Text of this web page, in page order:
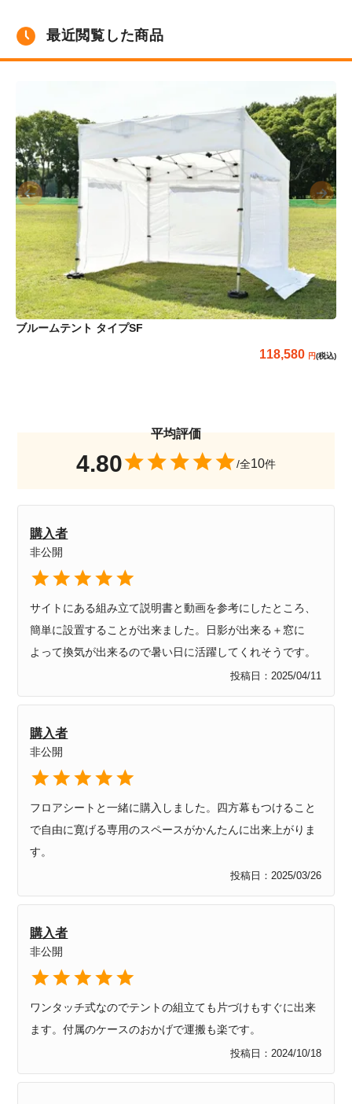
最近閲覧した商品
ブルームテント タイプSF
118,580 (税込)
4.80 10
購入者
非公開
投稿日 2025/04/11
サイトにある組み立て説明書と動画を参考にしたところ、
簡単に設置することが出来ました。日影が出来る＋窓に
よって換気が出来るので暑い日に活躍してくれそうです。
購入者
非公開
投稿日 2025/03/26
フロアシートと一緒に購入しました。四方幕もつけること
で自由に寛げる専用のスペースがかんたんに出来上がりま
す。
購入者
非公開
投稿日 2024/10/18
ワンタッチ式なのでテントの組立ても片づけもすぐに出来